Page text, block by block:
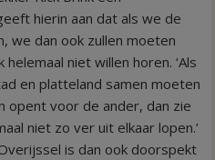
hierin aan dat als we de
we dan ook zullen moeten
niet willen horen. ‘Als
en platteland samen moeten
opent voor de ander, dan zie
niet zo ver uit elkaar lopen.’
is dan ook doorspekt